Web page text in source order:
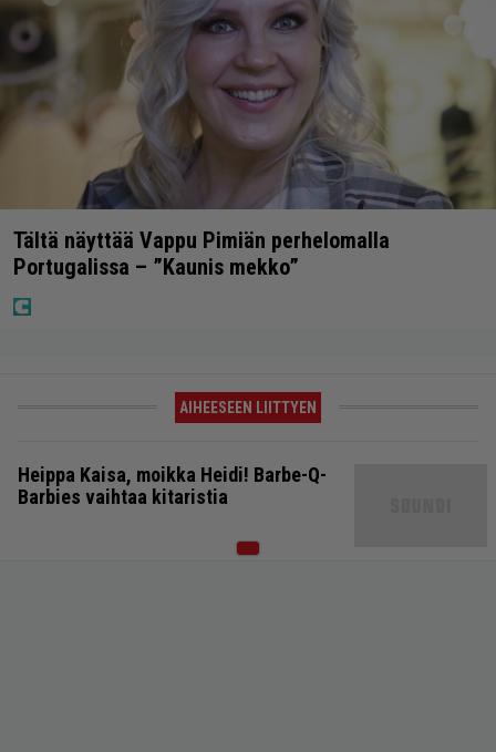
Tältä näyttää Vappu Pimiän perhelomalla
Portugalissa – ”Kaunis mekko”
AIHEESEEN LIITTYEN
Heippa Kaisa, moikka Heidi! Barbe-Q-
Barbies vaihtaa kitaristia